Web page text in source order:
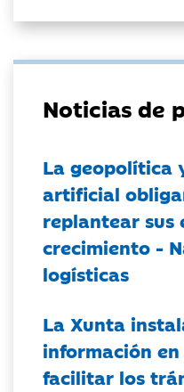
Noticias de
La geopolítica
artificial
replantear sus
crecimiento -
logísticas
La Xunta
información
facilitar los